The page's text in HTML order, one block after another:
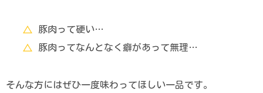
豚肉って硬い…
豚肉ってなんとなく癖があって無理…
そんな方にはぜひ一度味わってほしい一品です。